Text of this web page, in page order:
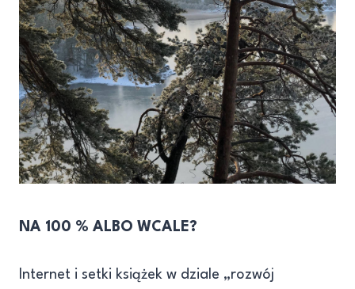
NA 100 % ALBO WCALE?
Internet i setki książek w dziale „rozwój